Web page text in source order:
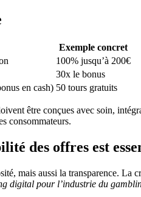
Exemple concret
100% jusqu’à 200€
30x le bonus
en cash) 50 tours gratuits
être conçues avec soin,
consommateurs.
des offres est
mais aussi la transparence.
digital pour l’industrie du